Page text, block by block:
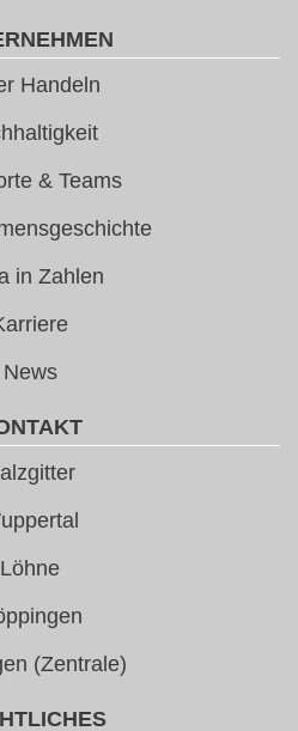
Handeln
& Teams
in Zahlen
News
Löhne
(Zentrale)